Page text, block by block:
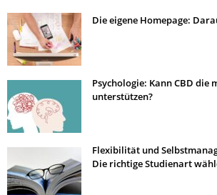
Die eigene Homepage:
Psychologie: Kann CBD die
unterstützen?
Flexibilität und
Die richtige Studienart